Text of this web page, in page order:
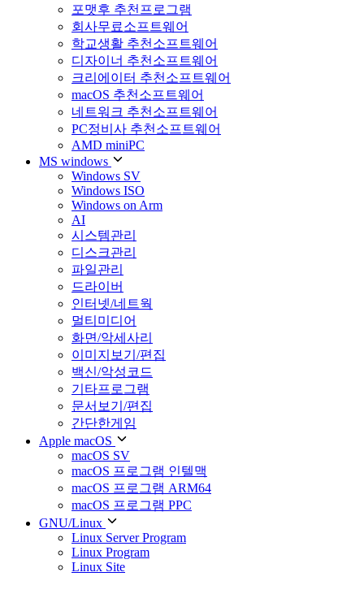
포맷후 추천프로그램
회사무료소프트웨어
학교생활 추천소프트웨어
디자이너 추천소프트웨어
크리에이터 추천소프트웨어
macOS 추천소프트웨어
네트워크 추천소프트웨어
PC정비사 추천소프트웨어
AMD miniPC
MS windows
Windows SV
Windows ISO
Windows on Arm
AI
시스템관리
디스크관리
파일관리
드라이버
인터넷/네트웍
멀티미디어
화면/악세사리
이미지보기/편집
백신/악성코드
기타프로그램
문서보기/편집
간단한게임
Apple macOS
macOS SV
macOS 프로그램 인텔맥
macOS 프로그램 ARM64
macOS 프로그램 PPC
GNU/Linux
Linux Server Program
Linux Program
Linux Site